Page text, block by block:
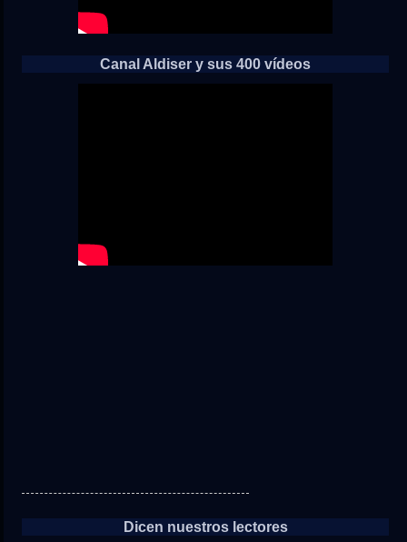
Canal Aldiser y sus 400 vídeos
Dicen nuestros lectores